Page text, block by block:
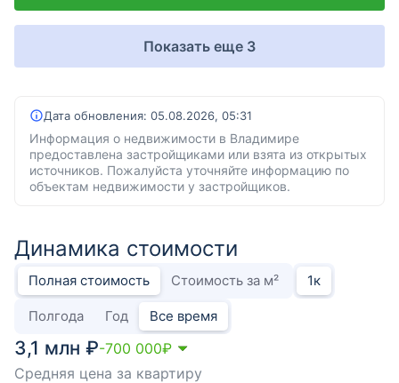
Показать еще 3
Дата обновления: 05.08.2026, 05:31
Информация о недвижимости в Владимире
предоставлена застройщиками или взята из открытых
источников. Пожалуйста уточняйте информацию по
объектам недвижимости у застройщиков.
Динамика стоимости
Полная стоимость Стоимость за м² 1к
Полгода Год Все время
3,1 млн ₽-700 000₽
Средняя цена за квартиру